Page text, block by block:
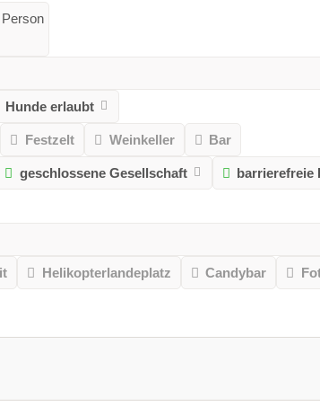
Hunde erlaubt
Festzelt Weinkeller Bar
geschlossene Gesellschaft barrierefreie
Helikopterlandeplatz Candybar